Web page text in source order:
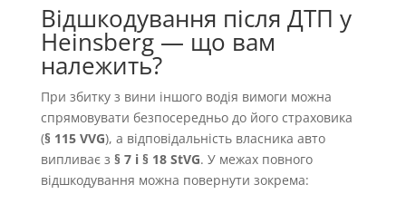
Відшкодування після ДТП у
Heinsberg — що вам
належить?
При збитку з вини іншого водія вимоги можна
спрямовувати безпосередньо до його страховика
(§ 115 VVG), а відповідальність власника авто
випливає з § 7 і § 18 StVG. У межах повного
відшкодування можна повернути зокрема: